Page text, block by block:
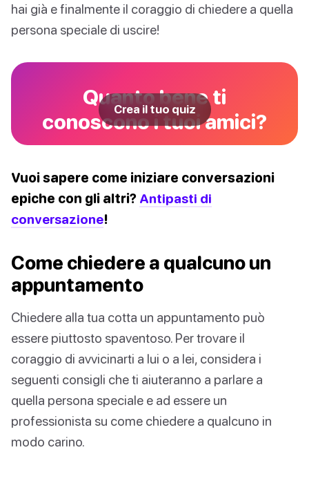
hai già e finalmente il coraggio di chiedere a quella
persona speciale di uscire!
Quanto bene ti
conoscono i tuoi amici?
Crea il tuo quiz
Vuoi sapere come iniziare conversazioni
epiche con gli altri? Antipasti di
conversazione!
Come chiedere a qualcuno un
appuntamento
Chiedere alla tua cotta un appuntamento può
essere piuttosto spaventoso. Per trovare il
coraggio di avvicinarti a lui o a lei, considera i
seguenti consigli che ti aiuteranno a parlare a
quella persona speciale e ad essere un
professionista su come chiedere a qualcuno in
modo carino.